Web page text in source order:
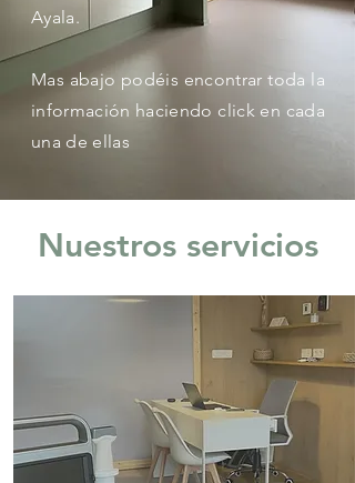
Ayala.
Mas abajo podéis encontrar toda la
información haciendo click en cada
una de ellas
Nuestros servicios